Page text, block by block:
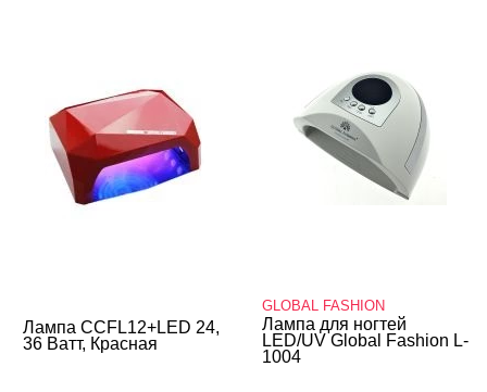
Лампа CCFL12+LED 24,
36 Ватт, Красная
GLOBAL FASHION
Лампа для ногтей
LED/UV Global Fashion L-
1004